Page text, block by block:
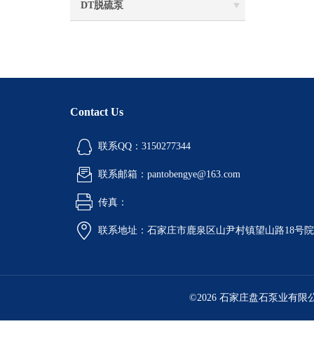
DT脱硫泵
Contact Us
联系QQ：3150277344
联系邮箱：pantobengye@163.com
传真：
联系地址：石家庄市鹿泉区山尹村镇望山路18号
©2026 石家庄盘石泵业有限